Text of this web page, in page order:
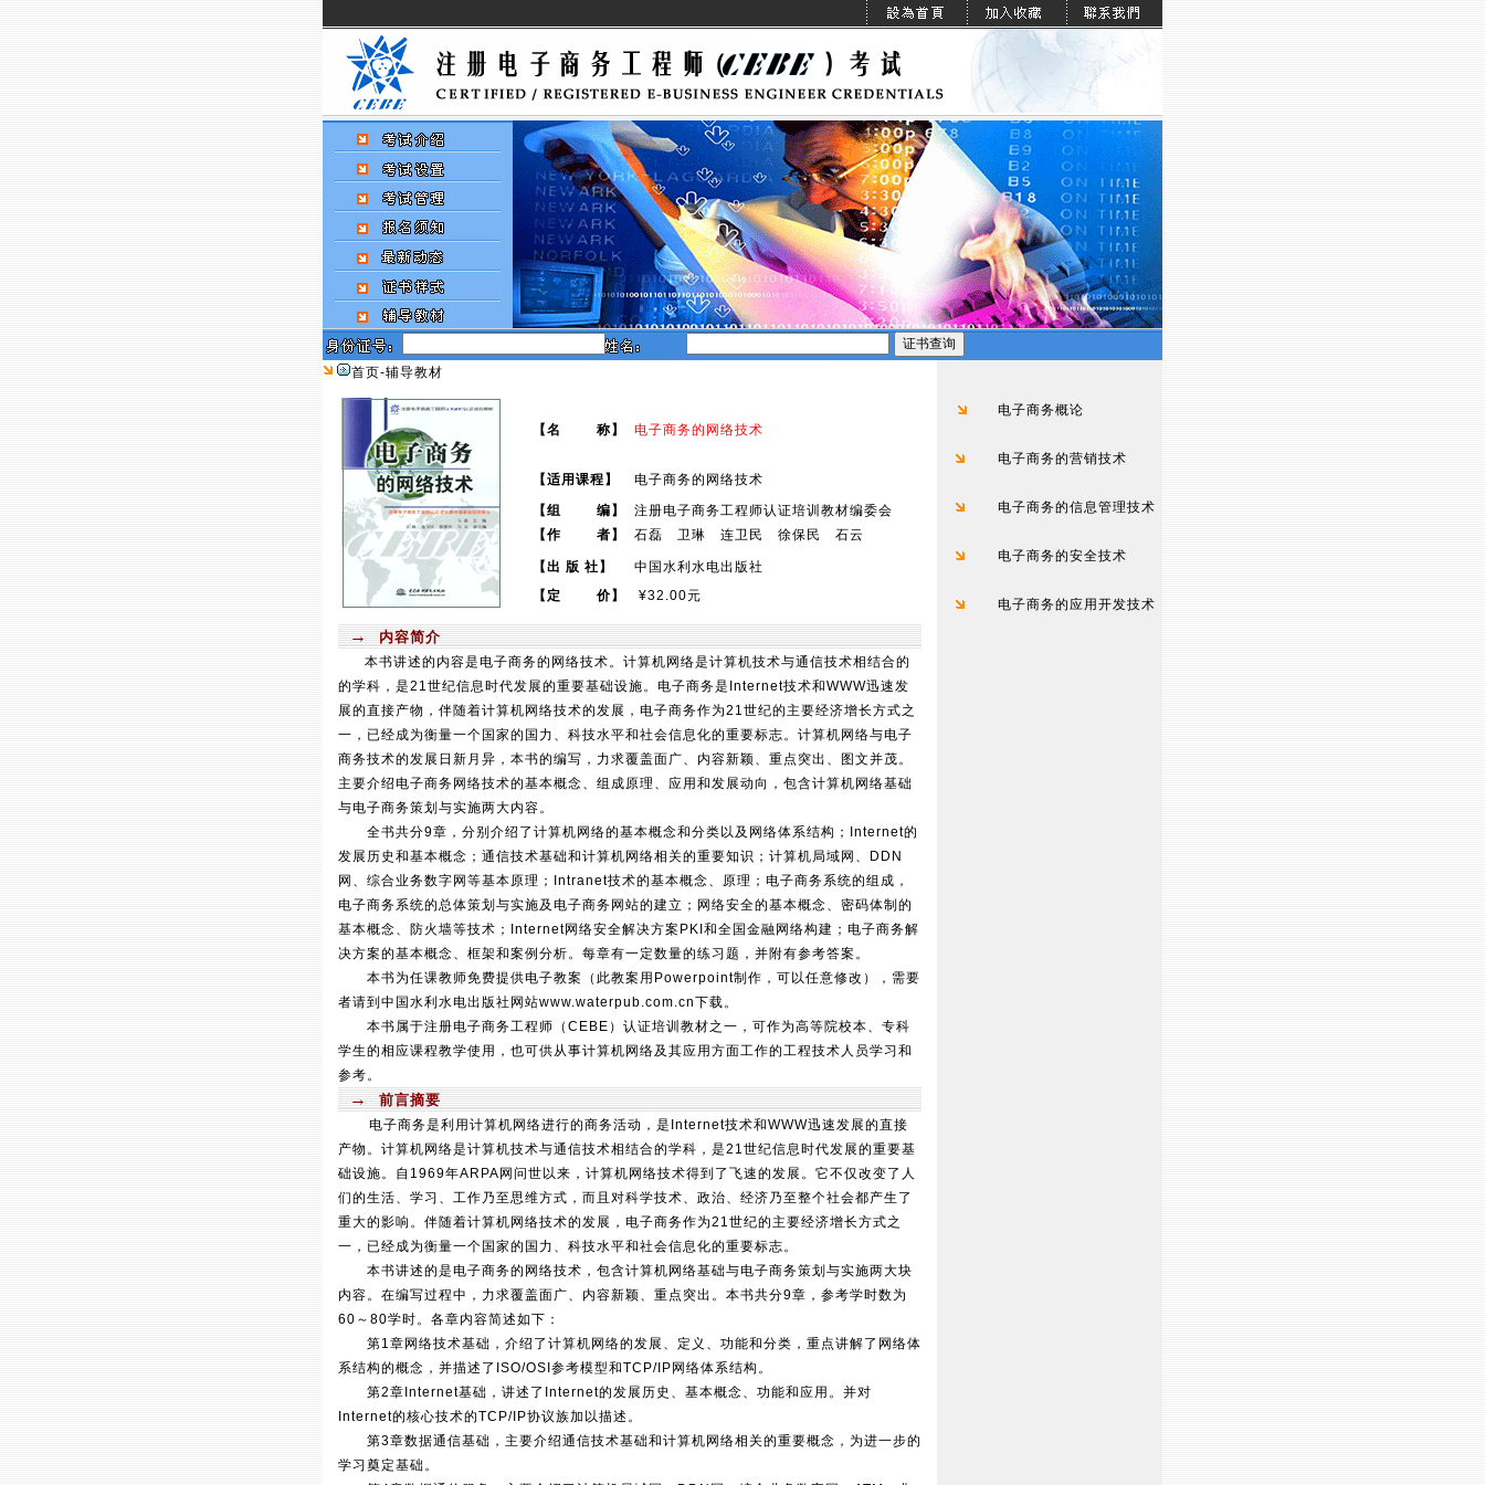
首页-辅导教材
【名 称】 电子商务的网络技术
【适用课程】
电子商务的网络技术
【组 编】
注册电子商务工程师认证培训教材编委会
【作 者】
石磊 卫琳 连卫民 徐保民 石云
【出 版 社】
中国水利水电出版社
【定 价】
¥32.00元
→内容简介
本书讲述的内容是电子商务的网络技术。计算机网络是计算机技术与通信技术相结合的
的学科，是21世纪信息时代发展的重要基础设施。电子商务是Internet技术和WWW迅速发
展的直接产物，伴随着计算机网络技术的发展，电子商务作为21世纪的主要经济增长方式之
一，已经成为衡量一个国家的国力、科技水平和社会信息化的重要标志。计算机网络与电子
商务技术的发展日新月异，本书的编写，力求覆盖面广、内容新颖、重点突出、图文并茂。
主要介绍电子商务网络技术的基本概念、组成原理、应用和发展动向，包含计算机网络基础
与电子商务策划与实施两大内容。
全书共分9章，分别介绍了计算机网络的基本概念和分类以及网络体系结构；Internet的
发展历史和基本概念；通信技术基础和计算机网络相关的重要知识；计算机局域网、DDN
网、综合业务数字网等基本原理；Intranet技术的基本概念、原理；电子商务系统的组成，
电子商务系统的总体策划与实施及电子商务网站的建立；网络安全的基本概念、密码体制的
基本概念、防火墙等技术；Internet网络安全解决方案PKI和全国金融网络构建；电子商务解
决方案的基本概念、框架和案例分析。每章有一定数量的练习题，并附有参考答案。
本书为任课教师免费提供电子教案（此教案用Powerpoint制作，可以任意修改），需要
者请到中国水利水电出版社网站www.waterpub.com.cn下载。
本书属于注册电子商务工程师（CEBE）认证培训教材之一，可作为高等院校本、专科
学生的相应课程教学使用，也可供从事计算机网络及其应用方面工作的工程技术人员学习和
参考。
→前言摘要
电子商务是利用计算机网络进行的商务活动，是 Internet技术和WWW迅速发展的直接
产物。计算机网络是计算机技术与通信技术相结合的学科，是21世纪信息时代发展的重要基
础设施。自 1969年ARPA 网问世以来，计算机网络技术得到了飞速的发展。它不仅改变了人
们的生活、学习、工作乃至思维方式，而且对科学技术、政治、经济乃至整个社会都产生了
重大的影响。伴随着计算机网络技术的发展，电子商务作为21世纪的主要经济增长方式之
一，已经成为衡量一个国家的国力、科技水平和社会信息化的重要标志。
本书讲述的是电子商务的网络技术，包含计算机网络基础与电子商务策划与实施两大块
内容。在编写过程中，力求覆盖面广、内容新颖、重点突出。本书共分9章，参考学时数为
60 ～ 80学时。各章内容简述如下：
第1章网络技术基础，介绍了计算机网络的发展、定义、功能和分类，重点讲解了网络体
系结构的概念，并描述了 ISO/OSI 参考模型和TCP/IP 网络体系结构。
第2章 Internet基础，讲述了 Internet的发展历史、基本概念、功能和应用。并对
Internet的核心技术的TCP/IP协议族加以描述。
第3章数据通信基础，主要介绍通信技术基础和计算机网络相关的重要概念，为进一步的
学习奠定基础。
电子商务概论
电子商务的营销技术
电子商务的信息管理技术
电子商务的安全技术
电子商务的应用开发技术